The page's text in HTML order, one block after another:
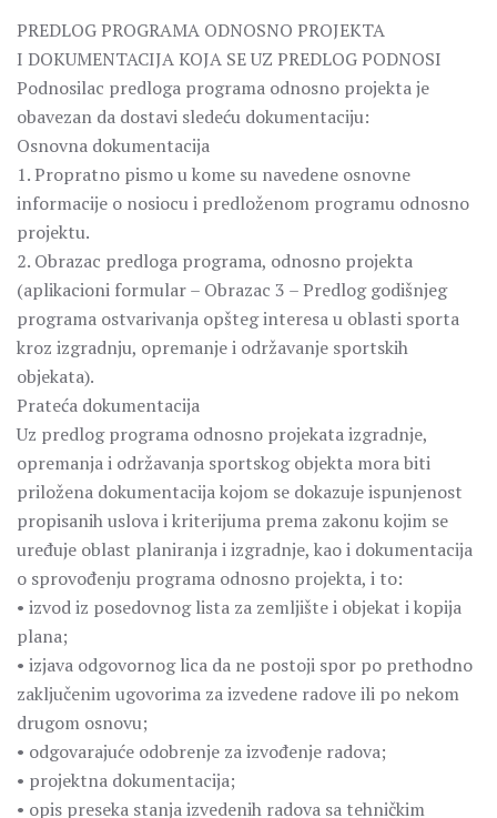
PREDLOG PROGRAMA ODNOSNO PROJEKTA
I DOKUMENTACIJA KOJA SE UZ PREDLOG PODNOSI
Podnosilac predloga programa odnosno projekta je
obavezan da dostavi sledeću dokumentaciju:
Osnovna dokumentacija
1. Propratno pismo u kome su navedene osnovne
informacije o nosiocu i predloženom programu odnosno
projektu.
2. Obrazac predloga programa, odnosno projekta
(aplikacioni formular – Obrazac 3 – Predlog godišnjeg
programa ostvarivanja opšteg interesa u oblasti sporta
kroz izgradnju, opremanje i održavanje sportskih
objekata).
Prateća dokumentacija
Uz predlog programa odnosno projekata izgradnje,
opremanja i održavanja sportskog objekta mora biti
priložena dokumentacija kojom se dokazuje ispunjenost
propisanih uslova i kriterijuma prema zakonu kojim se
uređuje oblast planiranja i izgradnje, kao i dokumentacija
o sprovođenju programa odnosno projekta, i to:
• izvod iz posedovnog lista za zemljište i objekat i kopija
plana;
• izjava odgovornog lica da ne postoji spor po prethodno
zaključenim ugovorima za izvedene radove ili po nekom
drugom osnovu;
• odgovarajuće odobrenje za izvođenje radova;
• projektna dokumentacija;
• opis preseka stanja izvedenih radova sa tehničkim